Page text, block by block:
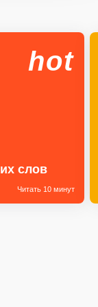
hot
слов
Читать 10 минут